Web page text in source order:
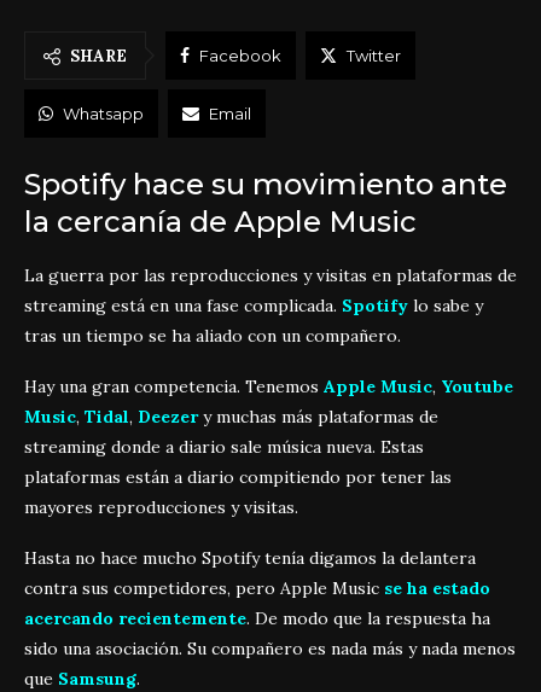
SHARE Facebook Twitter
Whatsapp Email
Spotify hace su movimiento ante
la cercanía de Apple Music
La guerra por las reproducciones y visitas en plataformas de
streaming está en una fase complicada. Spotify lo sabe y
tras un tiempo se ha aliado con un compañero.
Hay una gran competencia. Tenemos Apple Music, Youtube
Music, Tidal, Deezery muchas más plataformas de
streaming donde a diario sale música nueva. Estas
plataformas están a diario compitiendo por tener las
mayores reproducciones y visitas.
Hasta no hace mucho Spotify tenía digamos la delantera
contra sus competidores, pero Apple Music se ha estado
acercando recientemente. De modo que la respuesta ha
sido una asociación. Su compañero es nada más y nada menos
que Samsung.